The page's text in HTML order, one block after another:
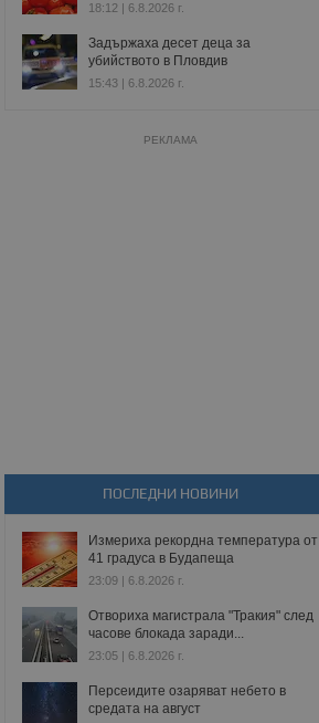
18:12 | 6.8.2026 г.
Задържаха десет деца за
убийството в Пловдив
15:43 | 6.8.2026 г.
РЕКЛАМА
ПОСЛЕДНИ НОВИНИ
Измериха рекордна температура от
41 градуса в Будапеща
23:09 | 6.8.2026 г.
Отвориха магистрала "Тракия" след
часове блокада заради...
23:05 | 6.8.2026 г.
Персеидите озаряват небето в
средата на август